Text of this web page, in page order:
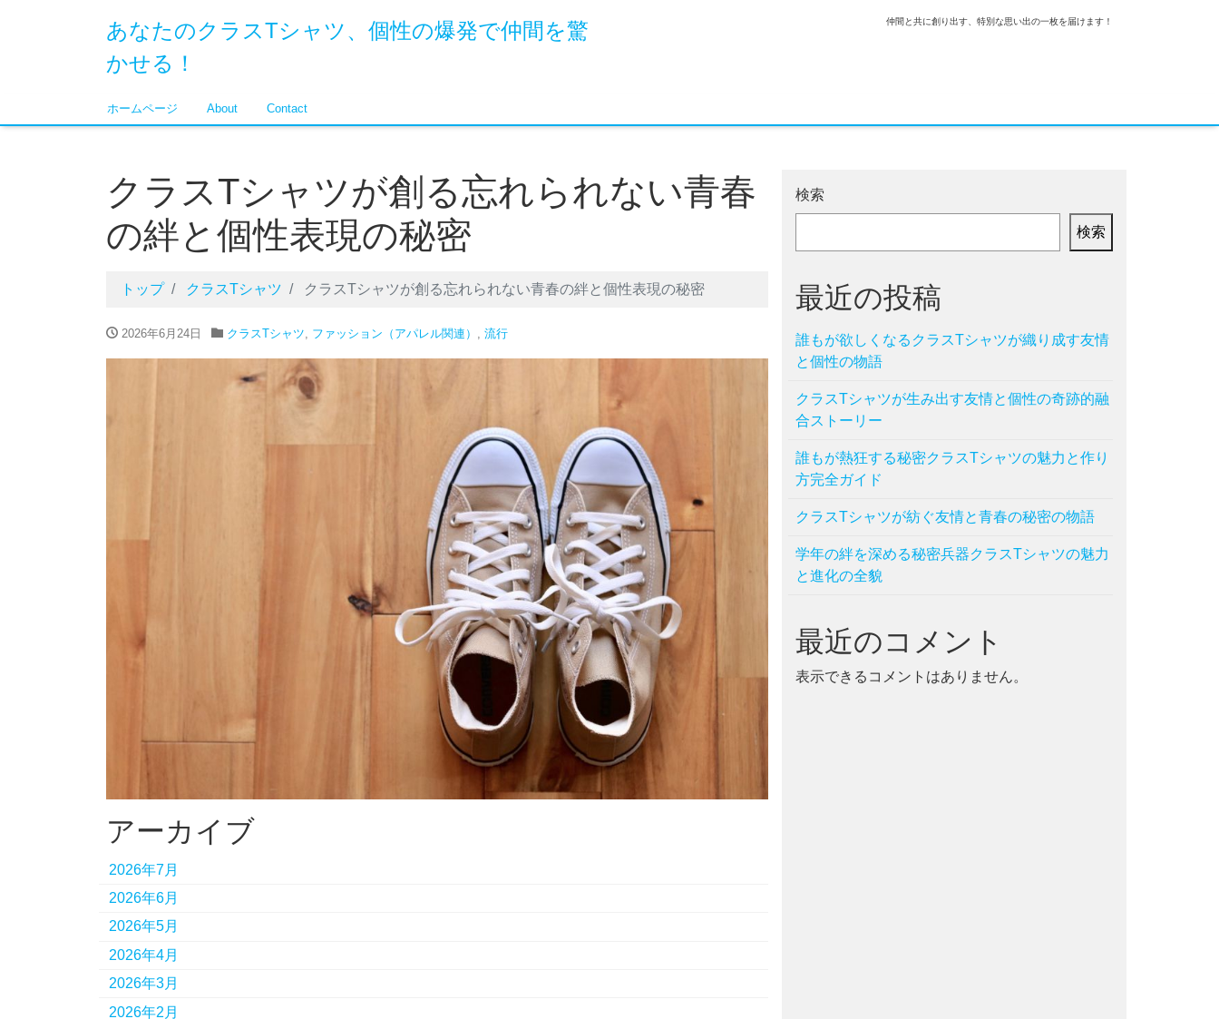
あなたのクラスTシャツ、個性の爆発で仲間を驚
かせる！
仲間と共に創り出す、特別な思い出の一枚を届けます！
ホームページ About Contact
クラスTシャツが創る忘れられない青春
の絆と個性表現の秘密
トップ クラスTシャツ クラスTシャツが創る忘れられない青春の絆と個性表現の秘密
2026年6月24日 クラスTシャツ ファッション（アパレル関連） 流行
アーカイブ
2026年7月
2026年6月
2026年5月
2026年4月
2026年3月
2026年2月
検索
検索
最近の投稿
誰もが欲しくなるクラスTシャツが織り成す友情
と個性の物語
クラスTシャツが生み出す友情と個性の奇跡的融
合ストーリー
誰もが熱狂する秘密クラスTシャツの魅力と作り
方完全ガイド
クラスTシャツが紡ぐ友情と青春の秘密の物語
学年の絆を深める秘密兵器クラスTシャツの魅力
と進化の全貌
最近のコメント
表示できるコメントはありません。